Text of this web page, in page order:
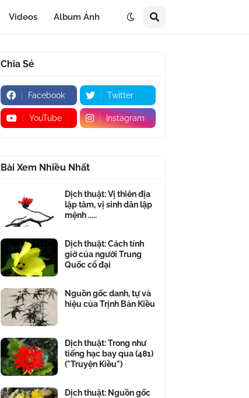
Videos Album Ảnh
Chia Sẻ
Facebook Twitter
YouTube Instagram
Bài Xem Nhiều Nhất
Dịch thuật: Vị thiên địa
lập tâm, vị sinh dân lập
mệnh .....
Dịch thuật: Cách tính
giờ của người Trung
Quốc cổ đại
Nguồn gốc danh, tự và
hiệu của Trịnh Bản Kiều
Dịch thuật: Trong như
tiếng hạc bay qua (481)
("Truyện Kiều")
Dịch thuật: Nguồn gốc